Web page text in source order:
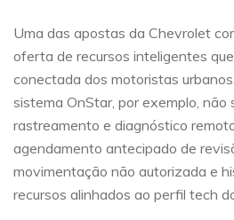
Uma das apostas da Chevrolet
oferta de recursos inteligentes
conectada dos motoristas
sistema OnStar, por exemplo, não
rastreamento e diagnóstico
agendamento antecipado de
movimentação não autorizada e
recursos alinhados ao perfil tech